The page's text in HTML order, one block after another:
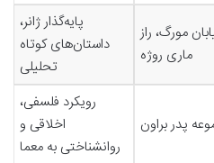
مورگ، راز
ماری روژه
پایه‌گذار ژانر،
داستان‌های کوتاه
تحلیلی
پدر براون
رویکرد فلسفی،
اخلاقی و
روانشناختی به معما